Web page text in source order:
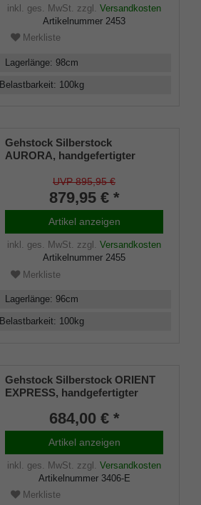
inklusiv Schlankpuffer.
inkl. ges. MwSt. zzgl. Versandkosten
Artikelnummer 2453
Merkliste
Lagerlänge: 98cm
Belastbarkeit: 100kg
Gehstock Silberstock
AURORA, handgefertigter
925/1000 Sterling Silber mit fein
herausgearbeiteter Abbildung
der Aurora,, aufgesetzt auf
einen Stock aus edlem
Makassar Ebenholz, inklusive
elegantem Gummipuffer.
UVP 895,95 €
879,95 € *
Artikel anzeigen
inkl. ges. MwSt. zzgl. Versandkosten
Artikelnummer 2455
Merkliste
Lagerlänge: 96cm
Belastbarkeit: 100kg
Gehstock Silberstock ORIENT
EXPRESS, handgefertigter
echtem 925/1000 Sterling Silber
mit feinen orientalischen
Ziselierungen verziert,
aufgesetzt auf einen Stock aus
edlem Makassar Ebenholz,
inklusiv Schlankpuffer.
684,00 € *
Artikel anzeigen
inkl. ges. MwSt. zzgl. Versandkosten
Artikelnummer 3406-E
Merkliste